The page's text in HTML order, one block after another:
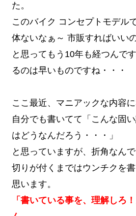
た。
このバイク コンセプトモデル
体ないなぁ～ 市販すればいい
と思ってもう10年も経つんで
るのは早いものですね・・・
ここ最近、マニアックな内容に
自分でも書いてて「こんな固
はどうなんだろう・・・」
と思っていますが、折角なん
切りが付くまではウンチクを
思います。
「書いている事を、理解しろ